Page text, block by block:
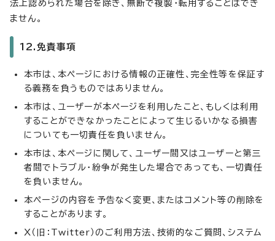
法上認められた場合を除き、無断で複製・転用することはでき
ません。
12.免責事項
本市は、本ページにおける情報の正確性、完全性等を保証す
る義務を負うものではありません。
本市は、ユーザーが本ページを利用したこと、もしくは利用
することができなかったことによって生じるいかなる損害
についても一切責任を負いません。
本市は、本ページに関して、ユーザー間又はユーザーと第三
者間でトラブル・紛争が発生した場合であっても、一切責任
を負いません。
本ページの内容を予告なく変更、またはコメント等の削除を
することがあります。
X（旧：Twitter）のご利用方法、技術的なご質問、システム